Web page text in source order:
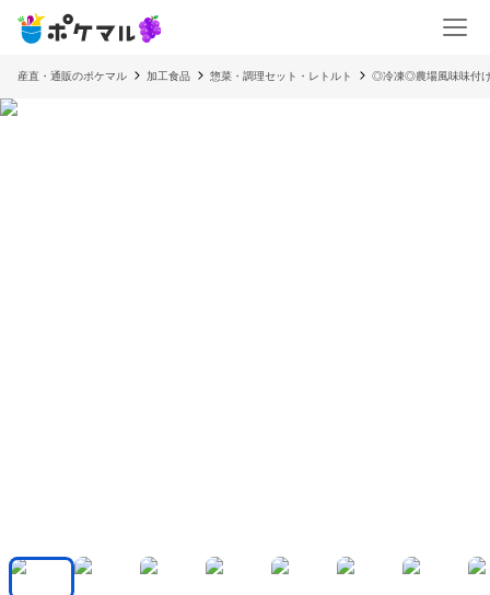
産直・通販のポケマル 加工食品 惣菜・調理セット・レトルト ◎冷凍◎農場風味味付